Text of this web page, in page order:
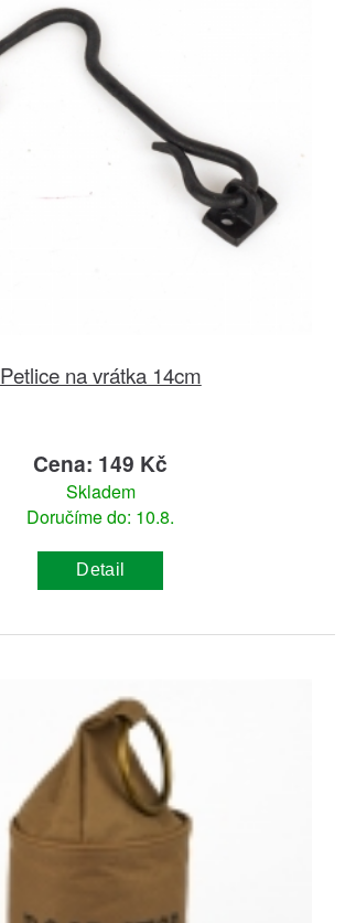
Petlice na vrátka 14cm
Cena: 149 Kč
Skladem
Doručíme do: 10.8.
Detail